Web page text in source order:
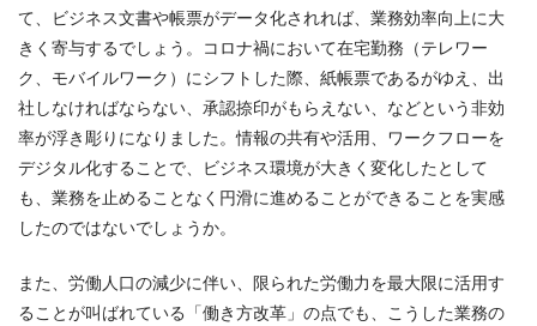
て、ビジネス文書や帳票がデータ化されれば、業務効率向上に大
きく寄与するでしょう。コロナ禍において在宅勤務（テレワー
ク、モバイルワーク）にシフトした際、紙帳票であるがゆえ、出
社しなければならない、承認捺印がもらえない、などという非効
率が浮き彫りになりました。情報の共有や活用、ワークフローを
デジタル化することで、ビジネス環境が大きく変化したとして
も、業務を止めることなく円滑に進めることができることを実感
したのではないでしょうか。
また、労働人口の減少に伴い、限られた労働力を最大限に活用す
ることが叫ばれている「働き方改革」の点でも、こうした業務の